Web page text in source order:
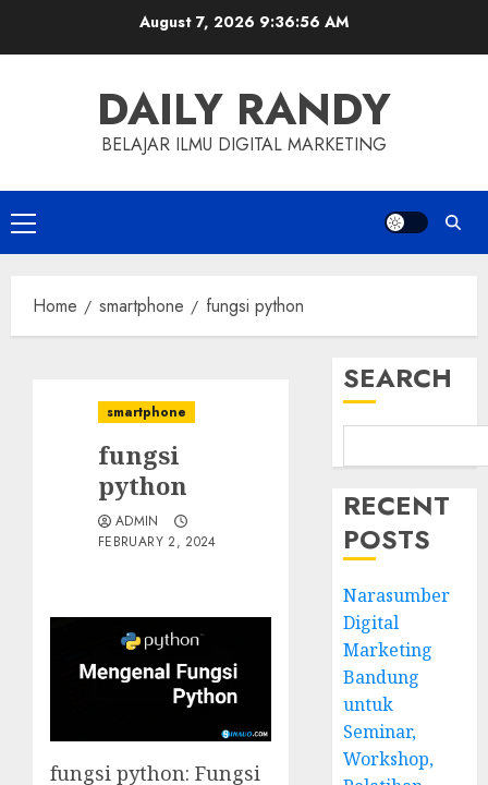
August 7, 2026 9:36:57 AM
DAILY RANDY
BELAJAR ILMU DIGITAL MARKETING
Primary
Menu
Home smartphone fungsi python
smartphone
fungsi
python
ADMIN
FEBRUARY 2, 2024
fungsi python: Fungsi
SEARCH
RECENT
POSTS
Narasumber
Digital
Marketing
Bandung
untuk
Seminar,
Workshop,